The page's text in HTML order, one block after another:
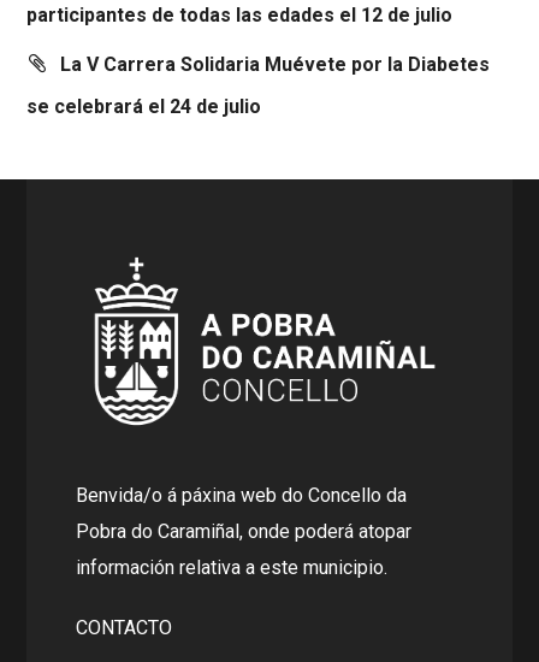
participantes de todas las edades el 12 de julio
La V Carrera Solidaria Muévete por la Diabetes
se celebrará el 24 de julio
Benvida/o á páxina web do Concello da
Pobra do Caramiñal, onde poderá atopar
información relativa a este municipio.
CONTACTO